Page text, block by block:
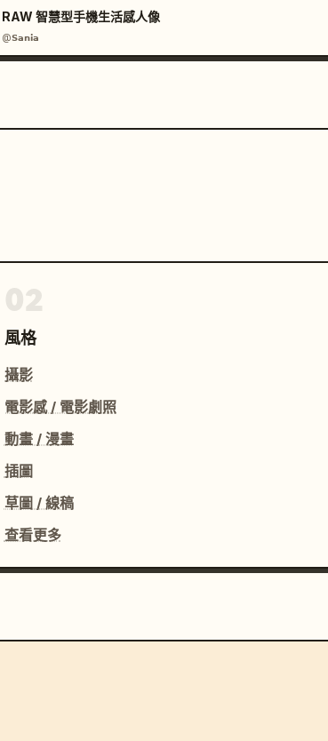
RAW 智慧型手機生活感人像
@𝗦𝗮𝗻𝗶𝗮
風格
攝影
電影感 / 電影劇照
動畫 / 漫畫
插圖
草圖 / 線稿
查看更多